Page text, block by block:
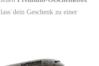
Geschenk zu einer